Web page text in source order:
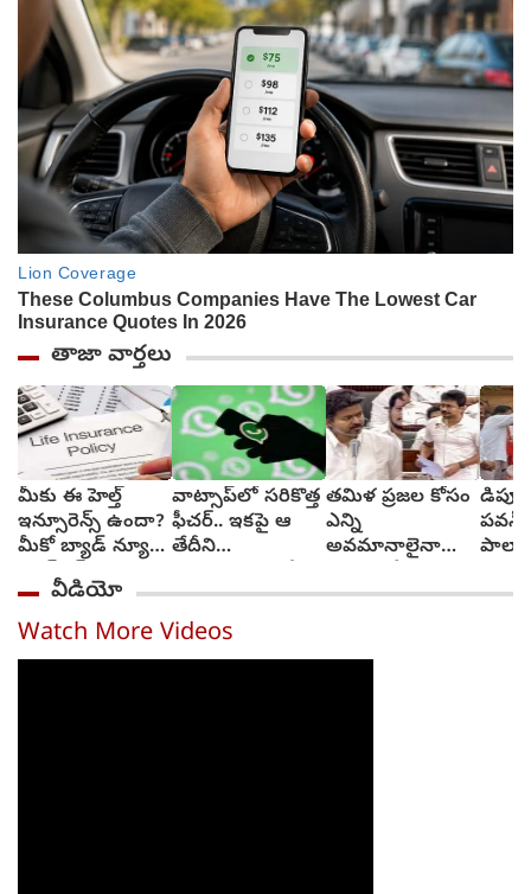
తాజా వార్తలు
మీకు ఈ హెల్త్
ఇన్సూరెన్స్ ఉందా?
మీకో బ్యాడ్ న్యూస్‌,
క్యాష్‌లెస్
చికిత్స‌ల‌కు
తాత్కాలికంగా బ్రేక్
వాట్సాప్‌లో సరికొత్త
ఫీచర్.. ఇకపై ఆ
తేదీని
తమిళ ప్రజల కోసం
ఎన్ని
అవమానాలైనా
సిద్ధం : సీఎం విజయ్
పవన్‌
వీడియో
Watch More Videos